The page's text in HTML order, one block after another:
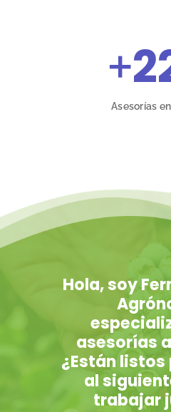
+
Asesorías
Hola, soy
asesorías
¿Están
al
trabajar